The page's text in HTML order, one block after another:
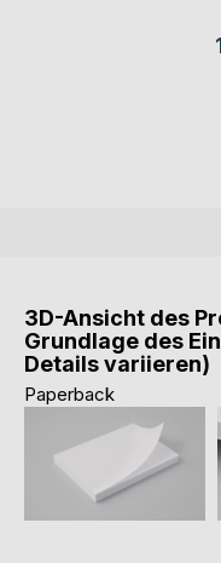
3D-Ansicht des
Grundlage des
Details variieren)
Paperback